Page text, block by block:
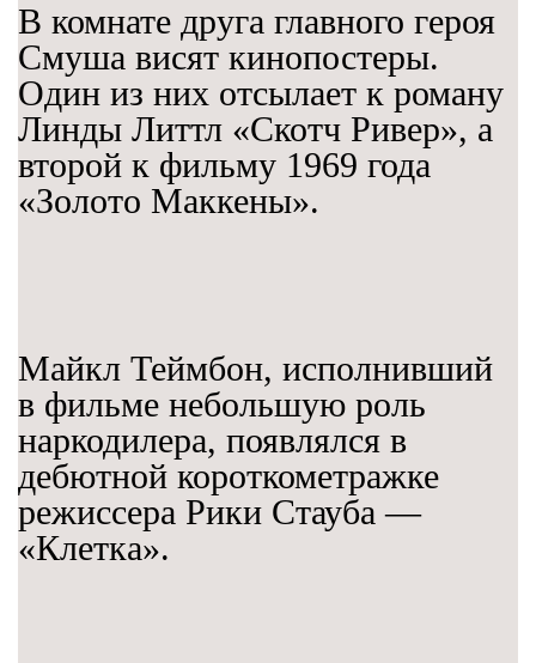
В комнате друга главного героя
Смуша висят кинопостеры.
Один из них отсылает к роману
Линды Литтл «Скотч Ривер», а
второй к фильму 1969 года
«Золото Маккены».
Майкл Теймбон, исполнивший
в фильме небольшую роль
наркодилера, появлялся в
дебютной короткометражке
режиссера Рики Стауба —
«Клетка».